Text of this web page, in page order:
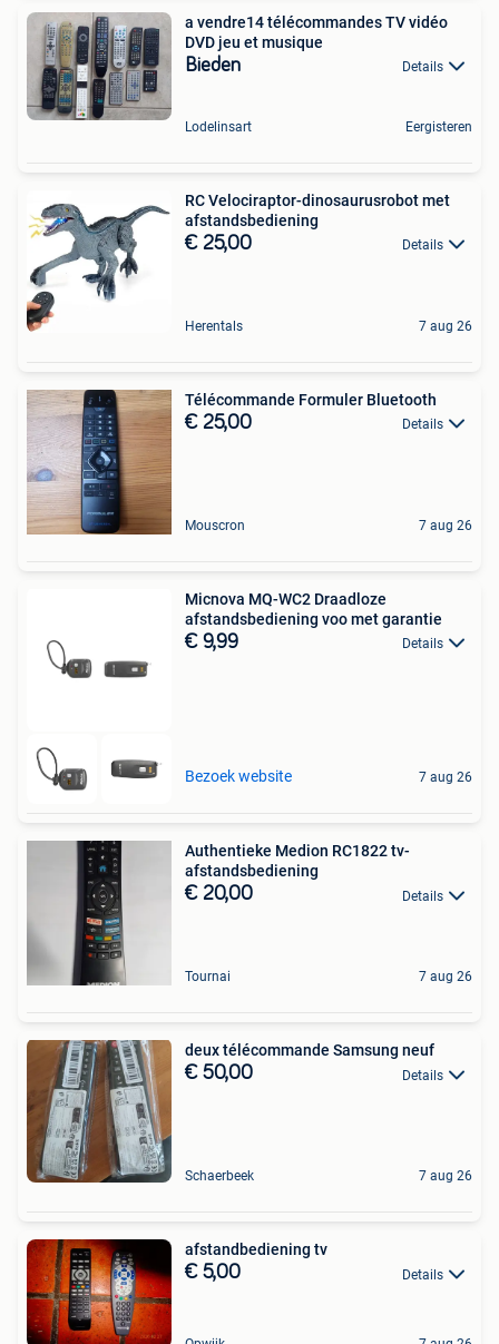
a vendre14 télécommandes TV vidéo
DVD jeu et musique
Bieden Details
Lodelinsart Eergisteren
RC Velociraptor-dinosaurusrobot met
afstandsbediening
€ 25,00 Details
Herentals 7 aug 26
Télécommande Formuler Bluetooth
€ 25,00 Details
Mouscron 7 aug 26
Micnova MQ-WC2 Draadloze
afstandsbediening voo met garantie
€ 9,99 Details
Bezoek website 7 aug 26
Authentieke Medion RC1822 tv-
afstandsbediening
€ 20,00 Details
Tournai 7 aug 26
deux télécommande Samsung neuf
€ 50,00 Details
Schaerbeek 7 aug 26
afstandbediening tv
€ 5,00 Details